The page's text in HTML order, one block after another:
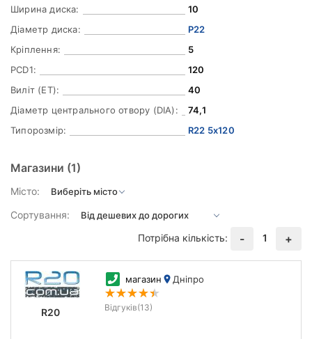
Ширина диска:
10
Діаметр диска:
Р22
Кріплення:
5
PCD1:
120
Виліт (ET):
40
Діаметр центрального отвору (DIA):
74,1
Типорозмір:
R22 5x120
Магазини (1)
Місто:
Сортування:
Потрібна кількість:
- 1 +
R20
магазин Дніпро
Відгуків(13)